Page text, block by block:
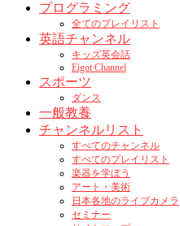
プログラミング
全てのプレイリスト
英語チャンネル
キッズ英会話
Eigot Channel
スポーツ
ダンス
一般教養
チャンネルリスト
すべてのチャンネル
すべてのプレイリスト
楽器を学ぼう
アート・美術
日本各地のライブカメラ
セミナー